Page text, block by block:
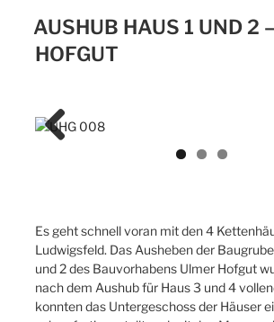
AUSHUB HAUS 1 UND 2
HOFGUT
Es geht schnell voran mit den 4
Ludwigsfeld. Das Ausheben der
und 2 des Bauvorhabens Ulmer Hofgut
nach dem Aushub für Haus 3 und 4
konnten das Untergeschoss der Häuser